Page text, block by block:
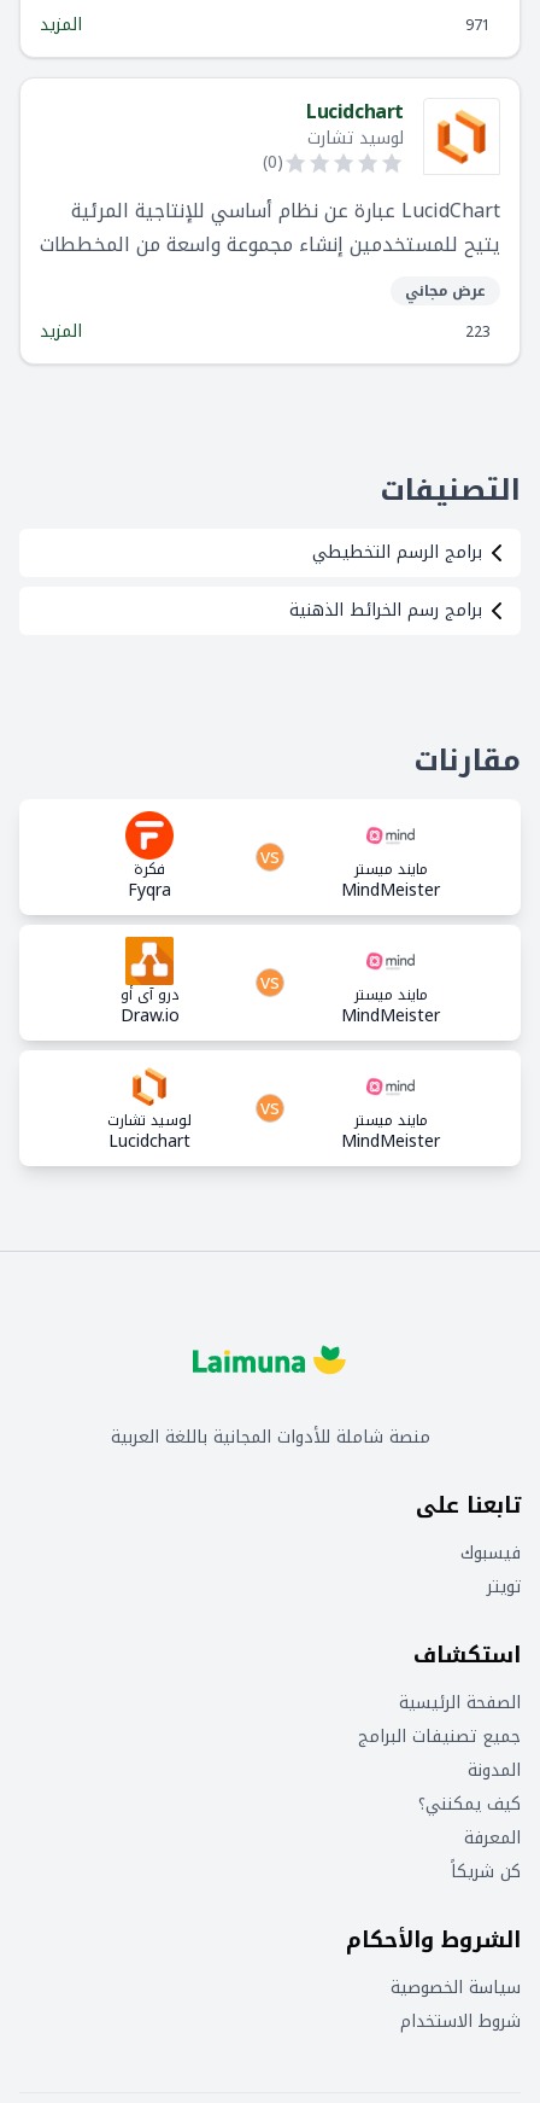
971 المزيد
Lucidchart
لوسيد تشارت
(
0
)
LucidChart عبارة عن نظام أساسي للإنتاجية المرئية
يتيح للمستخدمين إنشاء مجموعة واسعة من المخططات
والتعاون فيها ، بما في ذلك المخططات الانسيابية
والخرائط الذهنية والأطر الشبكية والمزيد.
عرض مجاني
223
المزيد
التصنيفات
برامج الرسم التخطيطي
برامج رسم الخرائط الذهنية
مقارنات
مايند ميستر
MindMeister
فكرة
Fyqra
vs
مايند ميستر
MindMeister
درو آي أو
Draw.io
vs
مايند ميستر
MindMeister
لوسيد تشارت
Lucidchart
vs
منصة شاملة للأدوات المجانية باللغة العربية
تابعنا على
فيسبوك
تويتر
استكشاف
الصفحة الرئيسية
جميع تصنيفات البرامج
المدونة
كيف يمكنني؟
المعرفة
كن شريكاً
الشروط والأحكام
سياسة الخصوصية
شروط الاستخدام